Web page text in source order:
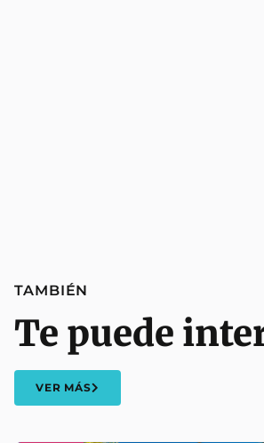
TAMBIÉN
Te puede
VER MÁS